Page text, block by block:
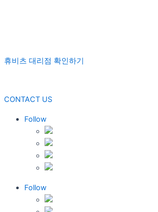
휴비츠 대리점 확인하기
CONTACT US
Follow
Follow